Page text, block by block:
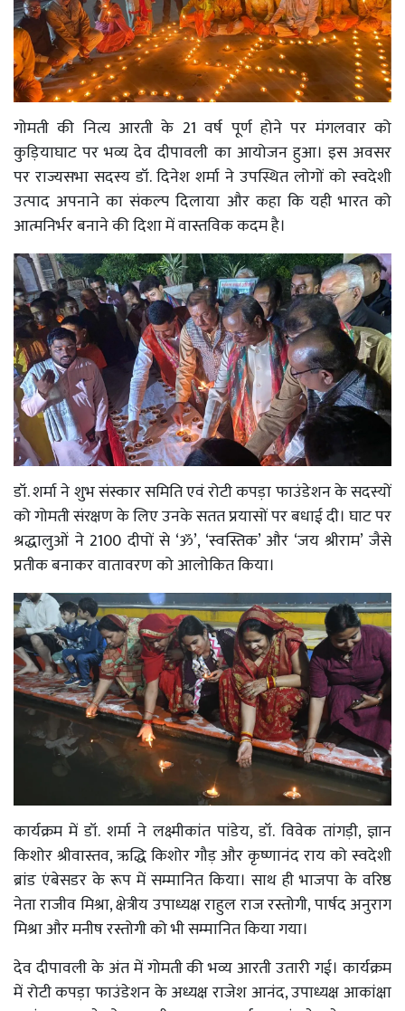
गोमती की नित्य आरती के 21 वर्ष पूर्ण होने पर मंगलवार को
कुड़ियाघाट पर भव्य देव दीपावली का आयोजन हुआ। इस अवसर
पर राज्यसभा सदस्य डॉ. दिनेश शर्मा ने उपस्थित लोगों को स्वदेशी
उत्पाद अपनाने का संकल्प दिलाया और कहा कि यही भारत को
आत्मनिर्भर बनाने की दिशा में वास्तविक कदम है।
डॉ. शर्मा ने शुभ संस्कार समिति एवं रोटी कपड़ा फाउंडेशन के सदस्यों
को गोमती संरक्षण के लिए उनके सतत प्रयासों पर बधाई दी। घाट पर
श्रद्धालुओं ने 2100 दीपों से ‘ॐ’, ‘स्वस्तिक’ और ‘जय श्रीराम’ जैसे
प्रतीक बनाकर वातावरण को आलोकित किया।
कार्यक्रम में डॉ. शर्मा ने लक्ष्मीकांत पांडेय, डॉ. विवेक तांगड़ी, ज्ञान
किशोर श्रीवास्तव, ऋद्धि किशोर गौड़ और कृष्णानंद राय को स्वदेशी
ब्रांड एंबेसडर के रूप में सम्मानित किया। साथ ही भाजपा के वरिष्ठ
नेता राजीव मिश्रा, क्षेत्रीय उपाध्यक्ष राहुल राज रस्तोगी, पार्षद अनुराग
मिश्रा और मनीष रस्तोगी को भी सम्मानित किया गया।
देव दीपावली के अंत में गोमती की भव्य आरती उतारी गई। कार्यक्रम
में रोटी कपड़ा फाउंडेशन के अध्यक्ष राजेश आनंद, उपाध्यक्ष आकांक्षा